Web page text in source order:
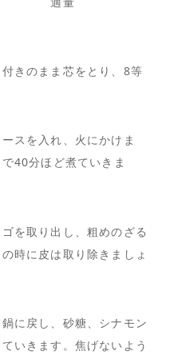
きのまま芯をとり、8等
スを入れ、火にかけま
40分ほど煮ていきま
を取り出し、粗めのざる
時に皮は取り除きましょ
に戻し、砂糖、シナモン
いきます。焦げないよう